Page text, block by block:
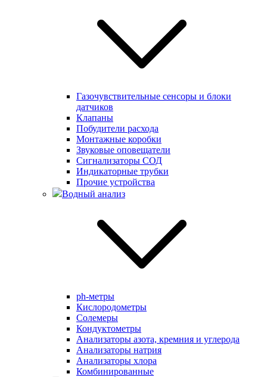
Газочувствительные сенсоры и блоки
датчиков
Клапаны
Побудители расхода
Монтажные коробки
Звуковые оповещатели
Сигнализаторы СОД
Индикаторные трубки
Прочие устройства
Водный анализ
ph-метры
Кислородометры
Солемеры
Кондуктометры
Анализаторы азота, кремния и углерода
Анализаторы натрия
Анализаторы хлора
Комбинированные